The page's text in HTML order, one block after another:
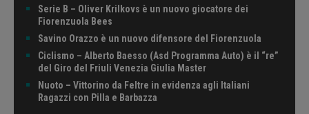
Serie B – Oliver Krilkovs è un nuovo giocatore dei
Fiorenzuola Bees
Savino Orazzo è un nuovo difensore del Fiorenzuola
Ciclismo – Alberto Baesso (Asd Programma Auto) è il “re”
del Giro del Friuli Venezia Giulia Master
Nuoto – Vittorino da Feltre in evidenza agli Italiani
Ragazzi con Pilla e Barbazza